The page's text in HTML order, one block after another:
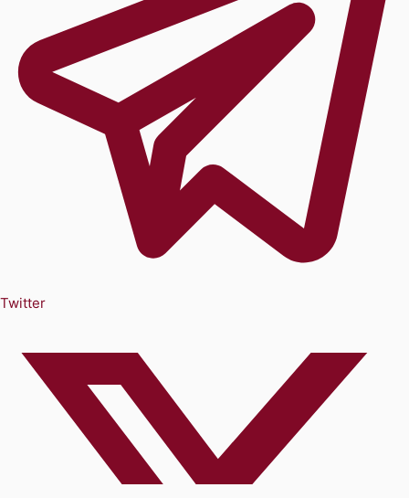
Twitter